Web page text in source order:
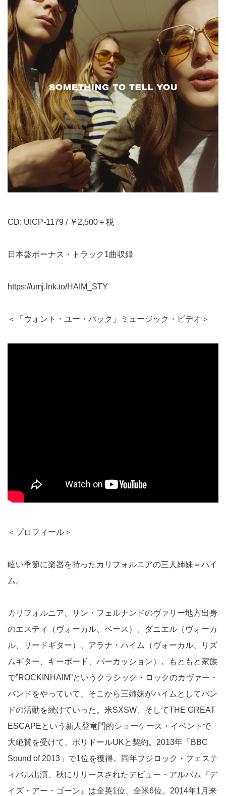
CD: UICP-1179 / ￥2,500＋税
日本盤ボーナス・トラック1曲収録
https://umj.lnk.to/HAIM_STY
＜「ウォント・ユー・バック」ミュージック・ビデオ＞
＜プロフィール＞
眩い季節に楽器を持ったカリフォルニアの三人姉妹＝ハイ
ム。
カリフォルニア、サン・フェルナンドのヴァリー地方出身
のエスティ（ヴォーカル、ベース）、ダニエル（ヴォーカ
ル、リードギター）、アラナ・ハイム（ヴォーカル、リズ
ムギター、キーボード、パーカッション）。もともと家族
で”ROCKINHAIM”というクラシック・ロックのカヴァー・
バンドをやっていて、そこから三姉妹がハイムとしてバン
ドの活動を続けていった。米SXSW、そしてTHE GREAT
ESCAPEという新人登竜門的ショーケース・イベントで
大絶賛を受けて、ポリドールUKと契約。2013年「BBC
Sound of 2013」で1位を獲得。同年フジロック・フェステ
ィバル出演、秋にリリースされたデビュー・アルバム『デ
イズ・アー・ゴーン』は全英1位、全米6位。2014年1月来